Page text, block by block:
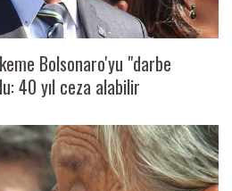
Bolsonaro'yu "darbe
40 yıl ceza alabilir